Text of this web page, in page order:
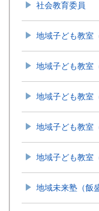
社会教育委員
地域子ども教室
地域子ども教室
地域子ども教室
地域子ども教室
地域子ども教室
地域未来塾（飯